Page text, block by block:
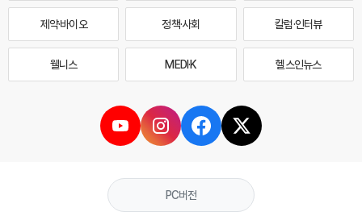
제약·바이오 정책·사회 칼럼·인터뷰
웰니스 MEDI·K 헬스인뉴스
PC버전